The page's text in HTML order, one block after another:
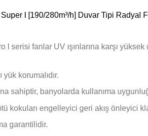
I [190/280m³/h] Duvar Tipi Radyal
I serisi fanlar UV ışınlarına karşı
yük korumalıdır.
sahiptir, banyolarda kullanıma
kokuları engelleyici geri akış önleyici
garantilidir.